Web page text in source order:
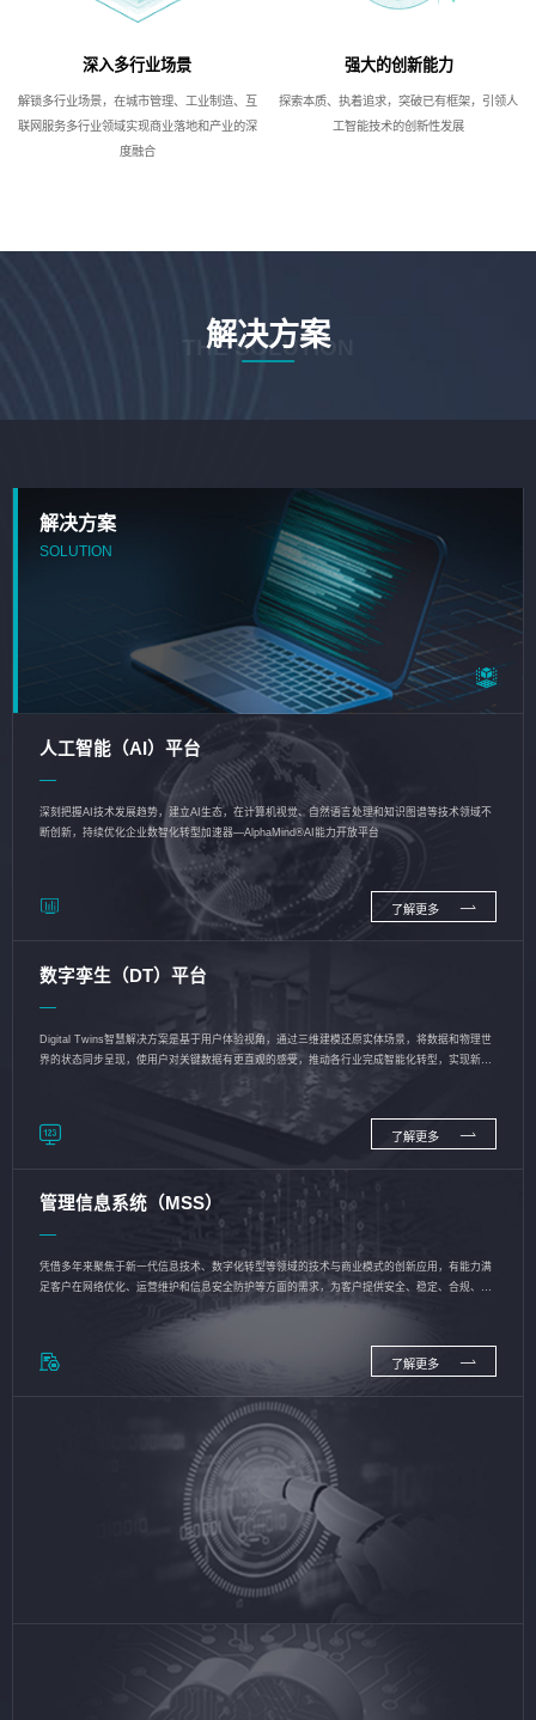
深入多行业场景
解锁多行业场景，在城市管理、工业制造、互
联网服务多行业领域实现商业落地和产业的深
度融合
强大的创新能力
探索本质、执着追求，突破已有框架，引领人
工智能技术的创新性发展
解决方案
THE SOLUTION
解决方案
SOLUTION
人工智能（AI）平台
深刻把握AI技术发展趋势，建立AI生态，在计算机视觉、自然语言处理和知识图谱等技术领域不
断创新，持续优化企业数智化转型加速器—AlphaMind®AI能力开放平台
了解更多
数字孪生（DT）平台
Digital Twins智慧解决方案是基于用户体验视角，通过三维建模还原实体场景，将数据和物理世
界的状态同步呈现，使用户对关键数据有更直观的感受，推动各行业完成智能化转型，实现新旧
了解更多
管理信息系统（MSS）
凭借多年来聚焦于新一代信息技术、数字化转型等领域的技术与商业模式的创新应用，有能力满
足客户在网络优化、运营维护和信息安全防护等方面的需求，为客户提供安全、稳定、合规、持
了解更多